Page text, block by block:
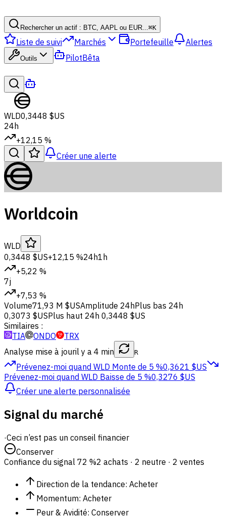
Rechercher un actif : BTC, AAPL ou EUR...⌘K
Liste de suivi Marchés Portefeuille Alertes
Outils PilotBêta
WLD0,3448 $US
24h
+12,15 %
Créer une alerte
Worldcoin
WLD
0,3448 $US+12,15 %24h1h
+5,22 %
7j
+7,53 %
Volume71,93 M $USAmplitude 24hPlus bas 24h
0,3073 $USPlus haut 24h 0,3448 $US
Similaires :
TIA
ONDO
TRX
Analyse mise à jouril y a 4 min R
Prévenez-moi quand WLD Monte de 5 %0,3621 $US
Prévenez-moi quand WLD Baisse de 5 %0,3276 $US
Créer une alerte personnalisée
Signal du marché
·Ceci n’est pas un conseil financier
Conserver
Confiance du signal 72 %2 achats · 2 neutre · 2 ventes
Direction de la tendance: Acheter
Momentum: Acheter
Peur & Avidité: Conserver